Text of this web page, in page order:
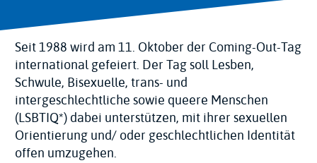
Seit 1988 wird am 11. Oktober der Coming-Out-Tag
international gefeiert. Der Tag soll Lesben,
Schwule, Bisexuelle, trans- und
intergeschlechtliche sowie queere Menschen
(LSBTIQ*) dabei unterstützen, mit ihrer sexuellen
Orientierung und/ oder geschlechtlichen Identität
offen umzugehen.